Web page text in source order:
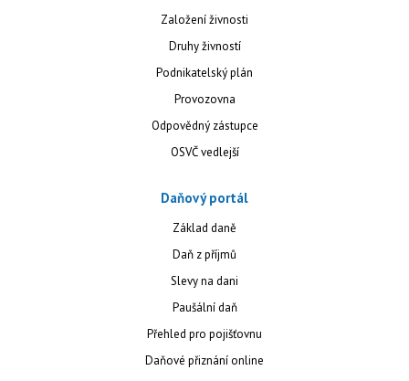
Založení živnosti
Druhy živností
Podnikatelský plán
Provozovna
Odpovědný zástupce
OSVČ vedlejší
Daňový portál
Základ daně
Daň z příjmů
Slevy na dani
Paušální daň
Přehled pro pojišťovnu
Daňové přiznání online